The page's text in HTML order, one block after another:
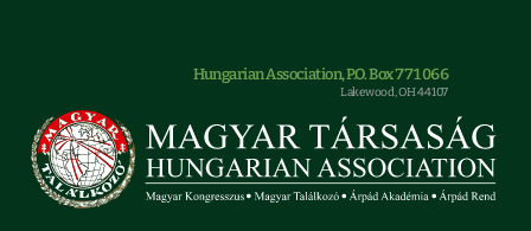
Hungarian Association, P.O. Box 771066
Lakewood, OH 44107